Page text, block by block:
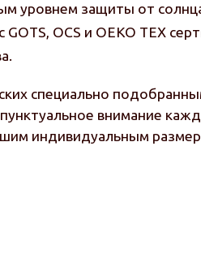
уровнем защиты от
GOTS, OCS и OEKO TEX
специально
внимание
индивидуальным